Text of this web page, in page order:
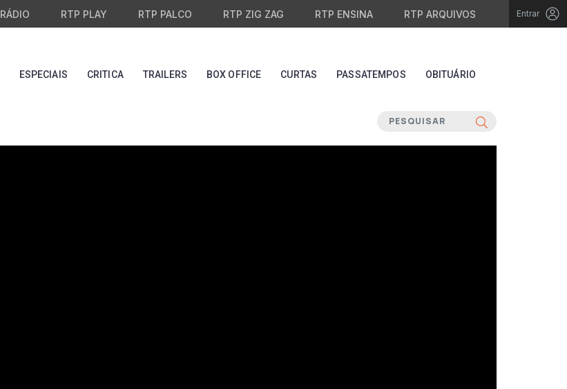
RÁDIO RTP PLAY RTP PALCO RTP ZIG ZAG RTP ENSINA RTP ARQUIVOS Entrar
ESPECIAIS CRITICA TRAILERS BOX OFFICE CURTAS PASSATEMPOS OBITUÁRIO